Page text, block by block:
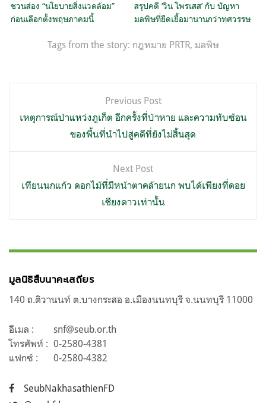
ชวนส่อง “นโยบายสิ่งแวดล้อม”
ก่อนเลือกตั้งพฤษภาคมนี้
สรุปคดี ‘วิน โพรเสส’ กับ ปัญหา
มลพิษที่ยืดเยื้อมานานกว่าทศวรรษ
Tags from the story: กฎหมาย PRTR, มลพิษ
เรื่อง
Previous Post
เหตุการณ์ป่าแหว่งภูเก็ต อีกครั้งที่ป่าหาย และความทับซ้อน
ของพื้นที่นำไปสู่คดีที่ยังไม่สิ้นสุด
Next Post
เทียนนกแก้ว ดอกไม้ที่มีหน้าตาคล้ายนก พบได้เพียงที่ดอย
เชียงดาวเท่านั้น
มูลนิธิสืบนาคะเสถียร
140 ถ.ติวานนท์ ต.บางกระสอ อ.เมืองนนทบุรี จ.นนทบุรี 11000
อีเมล :
snf@seub.or.th
โทรศัพท์ : 0-2580-4381
แฟกซ์ :
0-2580-4382
SeubNakhasathienFD